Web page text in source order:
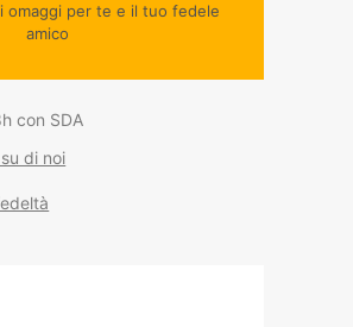
omaggi per te e il tuo fedele
amico
con SDA
di noi